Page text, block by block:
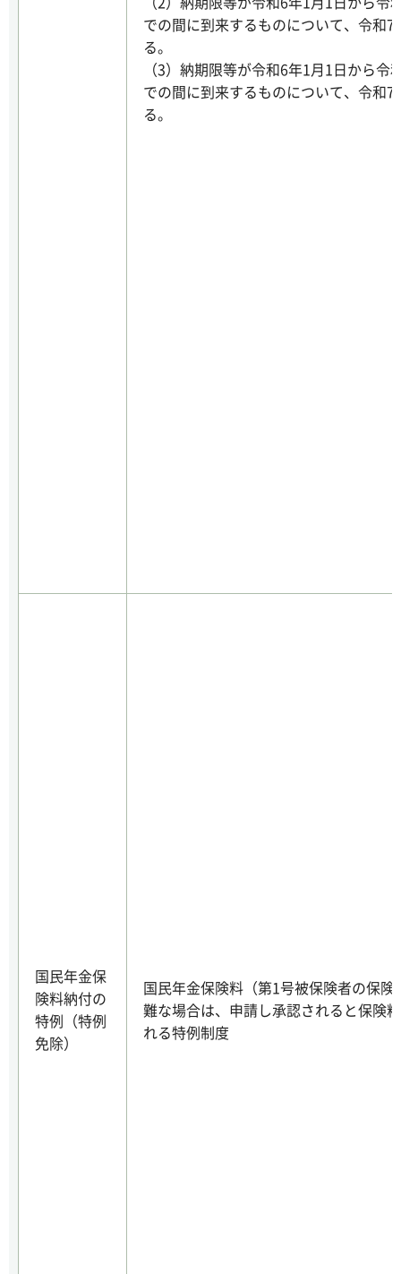
での間に到来するものについて、令和7
る。
（3）納期限等が令和6年1月1日から令
での間に到来するものについて、令和
る。
国民年金保
険料納付の
特例（特例
免除）
国民年金保険料（第1号被保険者の保険
難な場合は、申請し承認されると保険
れる特例制度